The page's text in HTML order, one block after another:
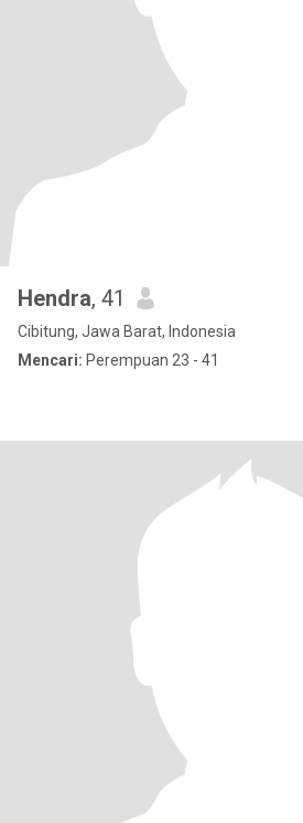
Hendra, 41
Cibitung, Jawa Barat, Indonesia
Mencari: Perempuan 23 - 41